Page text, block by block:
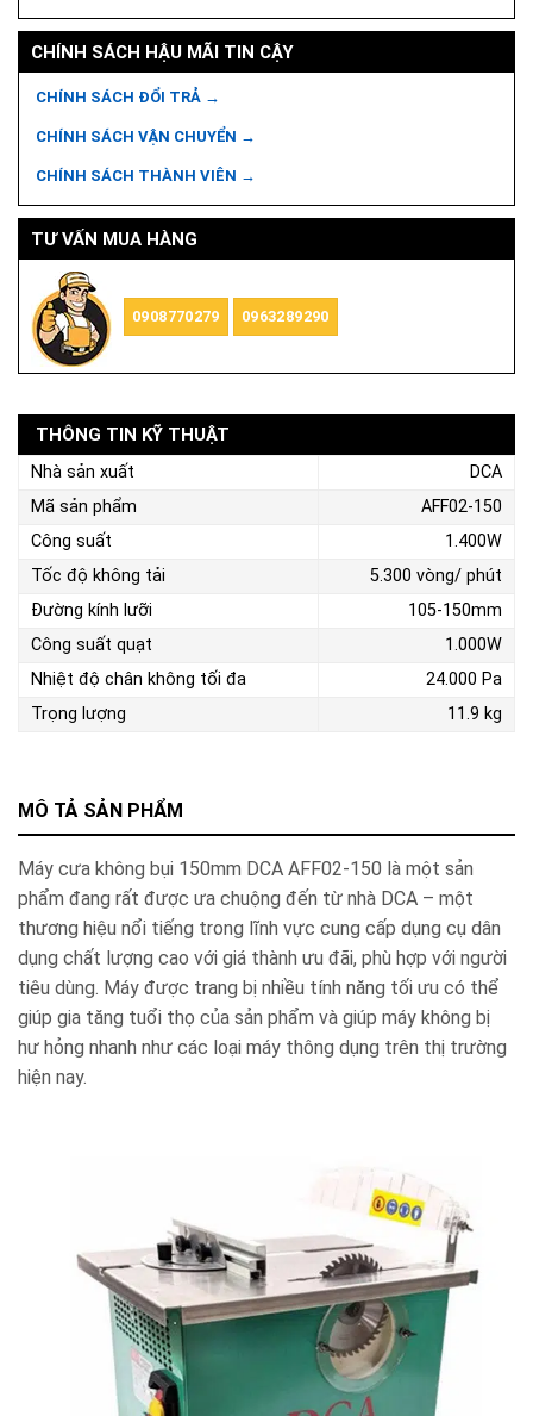
CHÍNH SÁCH HẬU MÃI TIN CẬY
CHÍNH SÁCH ĐỔI TRẢ →
CHÍNH SÁCH VẬN CHUYỂN →
CHÍNH SÁCH THÀNH VIÊN →
TƯ VẤN MUA HÀNG
0908770279 0963289290
MÔ TẢ SẢN PHẨM
Máy cưa không bụi 150mm DCA AFF02-150 là một sản
phẩm đang rất được ưa chuộng đến từ nhà DCA – một
thương hiệu nổi tiếng trong lĩnh vực cung cấp dụng cụ dân
dụng chất lượng cao với giá thành ưu đãi, phù hợp với người
tiêu dùng. Máy được trang bị nhiều tính năng tối ưu có thể
giúp gia tăng tuổi thọ của sản phẩm và giúp máy không bị
hư hỏng nhanh như các loại máy thông dụng trên thị trường
hiện nay.
THÔNG TIN KỸ THUẬT
Nhà sản xuất
DCA
Mã sản phẩm
AFF02-150
Công suất
1.400W
Tốc độ không tải
5.300 vòng/ phút
Đường kính lưỡi
105-150mm
Công suất quạt
1.000W
Nhiệt độ chân không tối đa
24.000 Pa
Trọng lượng
11.9 kg